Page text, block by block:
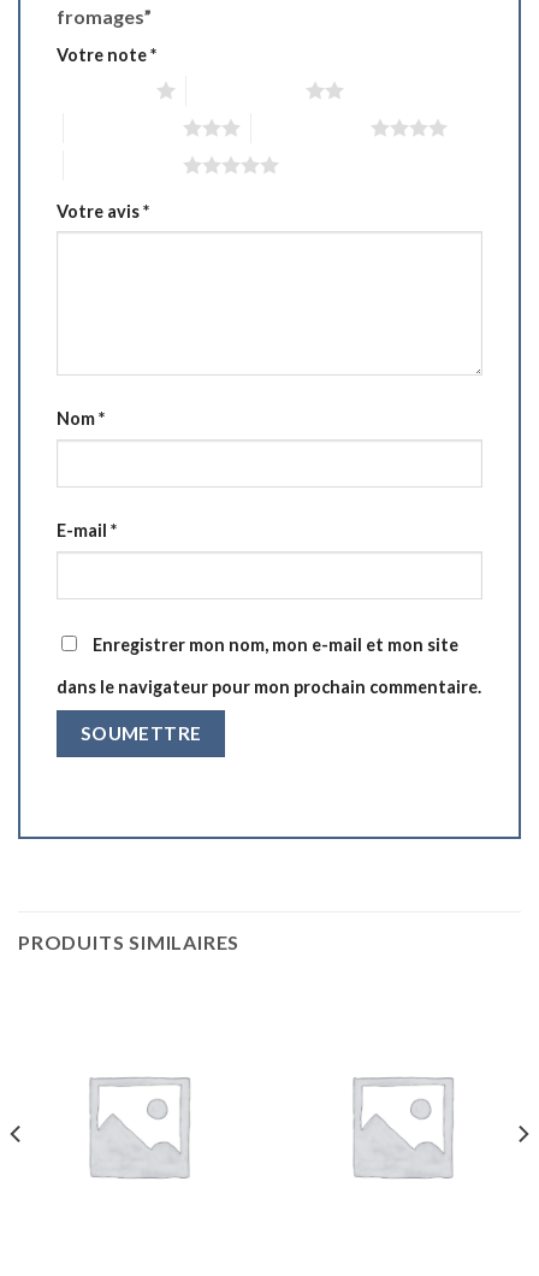
fromages”
Votre note*
Votre avis*
Nom*
E-mail *
Enregistrer mon nom, mon e-mail et mon site
dans le navigateur pour mon prochain commentaire.
PRODUITS SIMILAIRES